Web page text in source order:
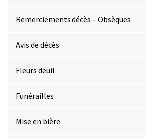
Remerciements décès – Obsèques
Avis de décès
Fleurs deuil
Funérailles
Mise en bière